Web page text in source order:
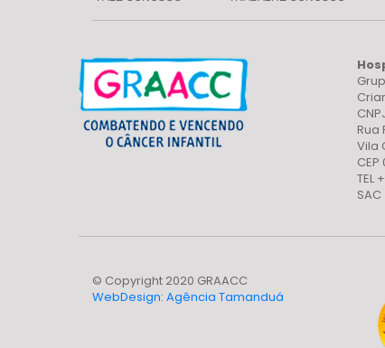
Rua
Vila
TEL
© Copyright 2020 GRAACC
WebDesign: Agência Tamanduá